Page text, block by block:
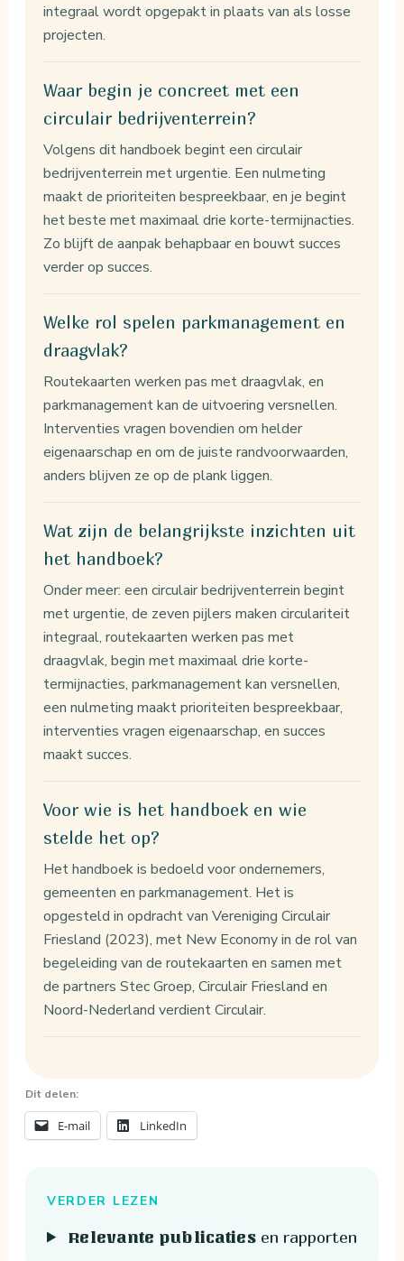
integraal wordt opgepakt in plaats van als losse
projecten.
Waar begin je concreet met een
circulair bedrijventerrein?
Volgens dit handboek begint een circulair
bedrijventerrein met urgentie. Een nulmeting
maakt de prioriteiten bespreekbaar, en je begint
het beste met maximaal drie korte-termijnacties.
Zo blijft de aanpak behapbaar en bouwt succes
verder op succes.
Welke rol spelen parkmanagement en
draagvlak?
Routekaarten werken pas met draagvlak, en
parkmanagement kan de uitvoering versnellen.
Interventies vragen bovendien om helder
eigenaarschap en om de juiste randvoorwaarden,
anders blijven ze op de plank liggen.
Wat zijn de belangrijkste inzichten uit
het handboek?
Onder meer: een circulair bedrijventerrein begint
met urgentie, de zeven pijlers maken circulariteit
integraal, routekaarten werken pas met
draagvlak, begin met maximaal drie korte-
termijnacties, parkmanagement kan versnellen,
een nulmeting maakt prioriteiten bespreekbaar,
interventies vragen eigenaarschap, en succes
maakt succes.
Voor wie is het handboek en wie
stelde het op?
Het handboek is bedoeld voor ondernemers,
gemeenten en parkmanagement. Het is
opgesteld in opdracht van Vereniging Circulair
Friesland (2023), met New Economy in de rol van
begeleiding van de routekaarten en samen met
de partners Stec Groep, Circulair Friesland en
Noord-Nederland verdient Circulair.
Dit delen:
E-mail LinkedIn
VERDER LEZEN
Relevante publicaties en rapporten